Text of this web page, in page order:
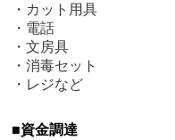
・カット用具
・電話
・文房具
・消毒セット
・レジなど
■資金調達